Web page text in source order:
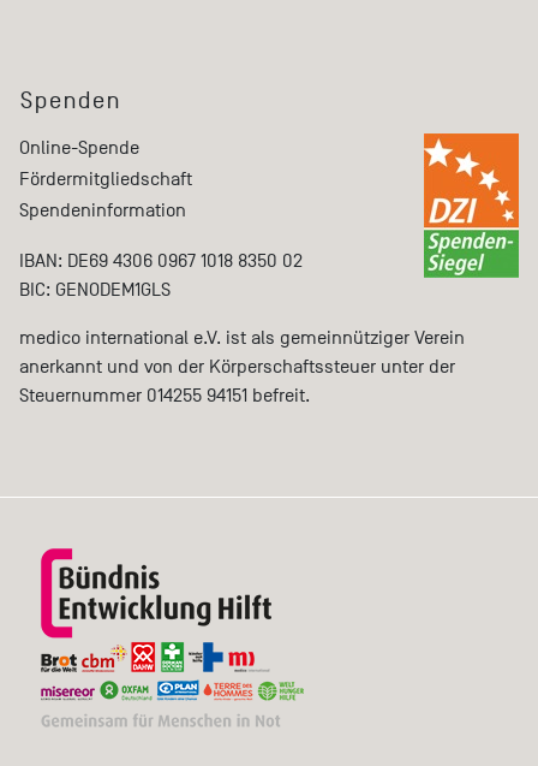
Spenden
Online-Spende
Fördermitgliedschaft
Spendeninformation
IBAN: DE69 4306 0967 1018 8350 02
BIC: GENODEM1GLS
medico international e.V. ist als gemeinnütziger Verein
anerkannt und von der Körperschaftssteuer unter der
Steuernummer 014255 94151 befreit.